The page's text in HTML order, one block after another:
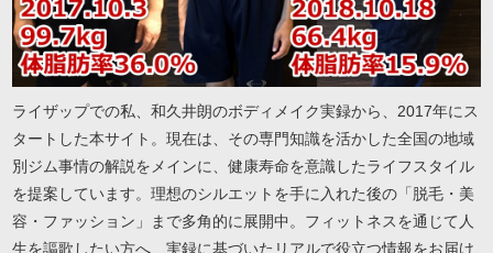
ライザップでの私、和久井朗のボディメイク実録から、2017年にス
タートした本サイト。現在は、その専門知識を活かした全国の地域
別ジム事情の解説をメインに、健康寿命を意識したライフスタイル
を提案しています。理想のシルエットを手に入れた後の「脱毛・美
容・ファッション」まで多角的に展開中。フィットネスを通じて人
生を謳歌したい方へ、実録に基づいたリアルで役立つ情報をお届け